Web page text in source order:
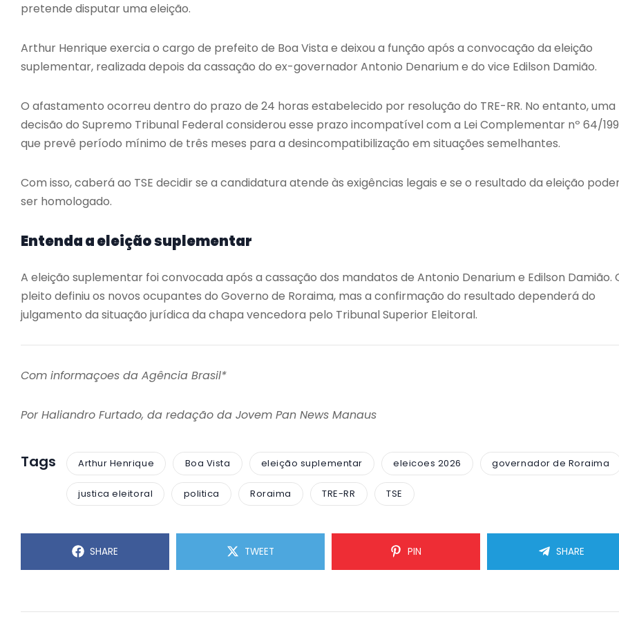
pretende disputar uma eleição.
Arthur Henrique exercia o cargo de prefeito de Boa Vista e deixou a função após a convocação da eleição
suplementar, realizada depois da cassação do ex-governador Antonio Denarium e do vice Edilson Damião.
O afastamento ocorreu dentro do prazo de 24 horas estabelecido por resolução do TRE-RR. No entanto, uma
decisão do Supremo Tribunal Federal considerou esse prazo incompatível com a Lei Complementar nº 64/
que prevê período mínimo de três meses para a desincompatibilização em situações semelhantes.
Com isso, caberá ao TSE decidir se a candidatura atende às exigências legais e se o resultado da eleição
ser homologado.
Entenda a eleição suplementar
A eleição suplementar foi convocada após a cassação dos mandatos de Antonio Denarium e Edilson Damião.
pleito definiu os novos ocupantes do Governo de Roraima, mas a confirmação do resultado dependerá do
julgamento da situação jurídica da chapa vencedora pelo Tribunal Superior Eleitoral.
Com informaçoes da Agência Brasil*
Por Haliandro Furtado, da redação da Jovem Pan News Manaus
Tags Arthur Henrique Boa Vista eleição suplementar eleicoes 2026 governador de Roraima
justica eleitoral politica Roraima TRE-RR TSE
SHARE TWEET PIN SHARE